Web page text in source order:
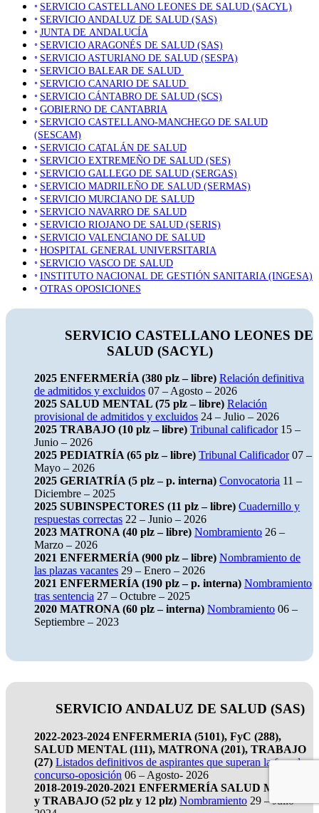
SERVICIO CASTELLANO LEONES DE SALUD (SACYL)
SERVICIO ANDALUZ DE SALUD (SAS)
JUNTA DE ANDALUCÍA
SERVICIO ARAGONÉS DE SALUD (SAS)
SERVICIO ASTURIANO DE SALUD (SESPA)
SERVICIO BALEAR DE SALUD
SERVICIO CANARIO DE SALUD
SERVICIO CÁNTABRO DE SALUD (SCS)
GOBIERNO DE CANTABRIA
SERVICIO CASTELLANO-MANCHEGO DE SALUD
(SESCAM)
SERVICIO CATALÁN DE SALUD
SERVICIO EXTREMEÑO DE SALUD (SES)
SERVICIO GALLEGO DE SALUD (SERGAS)
SERVICIO MADRILEÑO DE SALUD (SERMAS)
SERVICIO MURCIANO DE SALUD
SERVICIO NAVARRO DE SALUD
SERVICIO RIOJANO DE SALUD (SERIS)
SERVICIO VALENCIANO DE SALUD
HOSPITAL GENERAL UNIVERSITARIA
SERVICIO VASCO DE SALUD
INSTITUTO NACIONAL DE GESTIÓN SANITARIA (INGESA)
OTRAS OPOSICIONES
SERVICIO CASTELLANO LEONES DE
SALUD (SACYL)
2025 ENFERMERÍA (380 plz – libre) Relación definitiva
de admitidos y excluidos 07 – Agosto – 2026
2025 SALUD MENTAL (75 plz – libre) Relación
provisional de admitidos y excluidos 24 – Julio – 2026
2025 TRABAJO (10 plz – libre) Tribunal calificador15 –
Junio – 2026
2025 PEDIATRÍA (65 plz – libre) Tribunal Calificador07 –
Mayo – 2026
2025 GERIATRÍA (5 plz – p. interna) Convocatoria 11 –
Diciembre – 2025
2025 SUBINSPECTORES (11 plz – libre) Cuadernillo y
respuestas correctas 22 – Junio – 2026
2023 MATRONA (40 plz – libre) Nombramiento 26 –
Marzo – 2026
2021 ENFERMERÍA (900 plz – libre) Nombramiento de
las plazas vacantes 29 – Enero – 2026
2021 ENFERMERÍA (190 plz – p. interna) Nombramiento
tras sentencia 27 – Octubre – 2025
2020 MATRONA (60 plz – interna) Nombramiento 06 –
Septiembre – 2023
SERVICIO ANDALUZ DE SALUD (SAS)
2022-2023-2024 ENFERMERIA (5101), FyC (288),
SALUD MENTAL (111), MATRONA (201), TRABAJO
(27) Listados definitivos de aspirantes que superan la fase de
concurso-oposición 06 – Agosto- 2026
2018-2019-2020-2021 ENFERMERÍA SALUD MENTAL
y TRABAJO (52 plz y 12 plz) Nombramiento 29 – Julio –